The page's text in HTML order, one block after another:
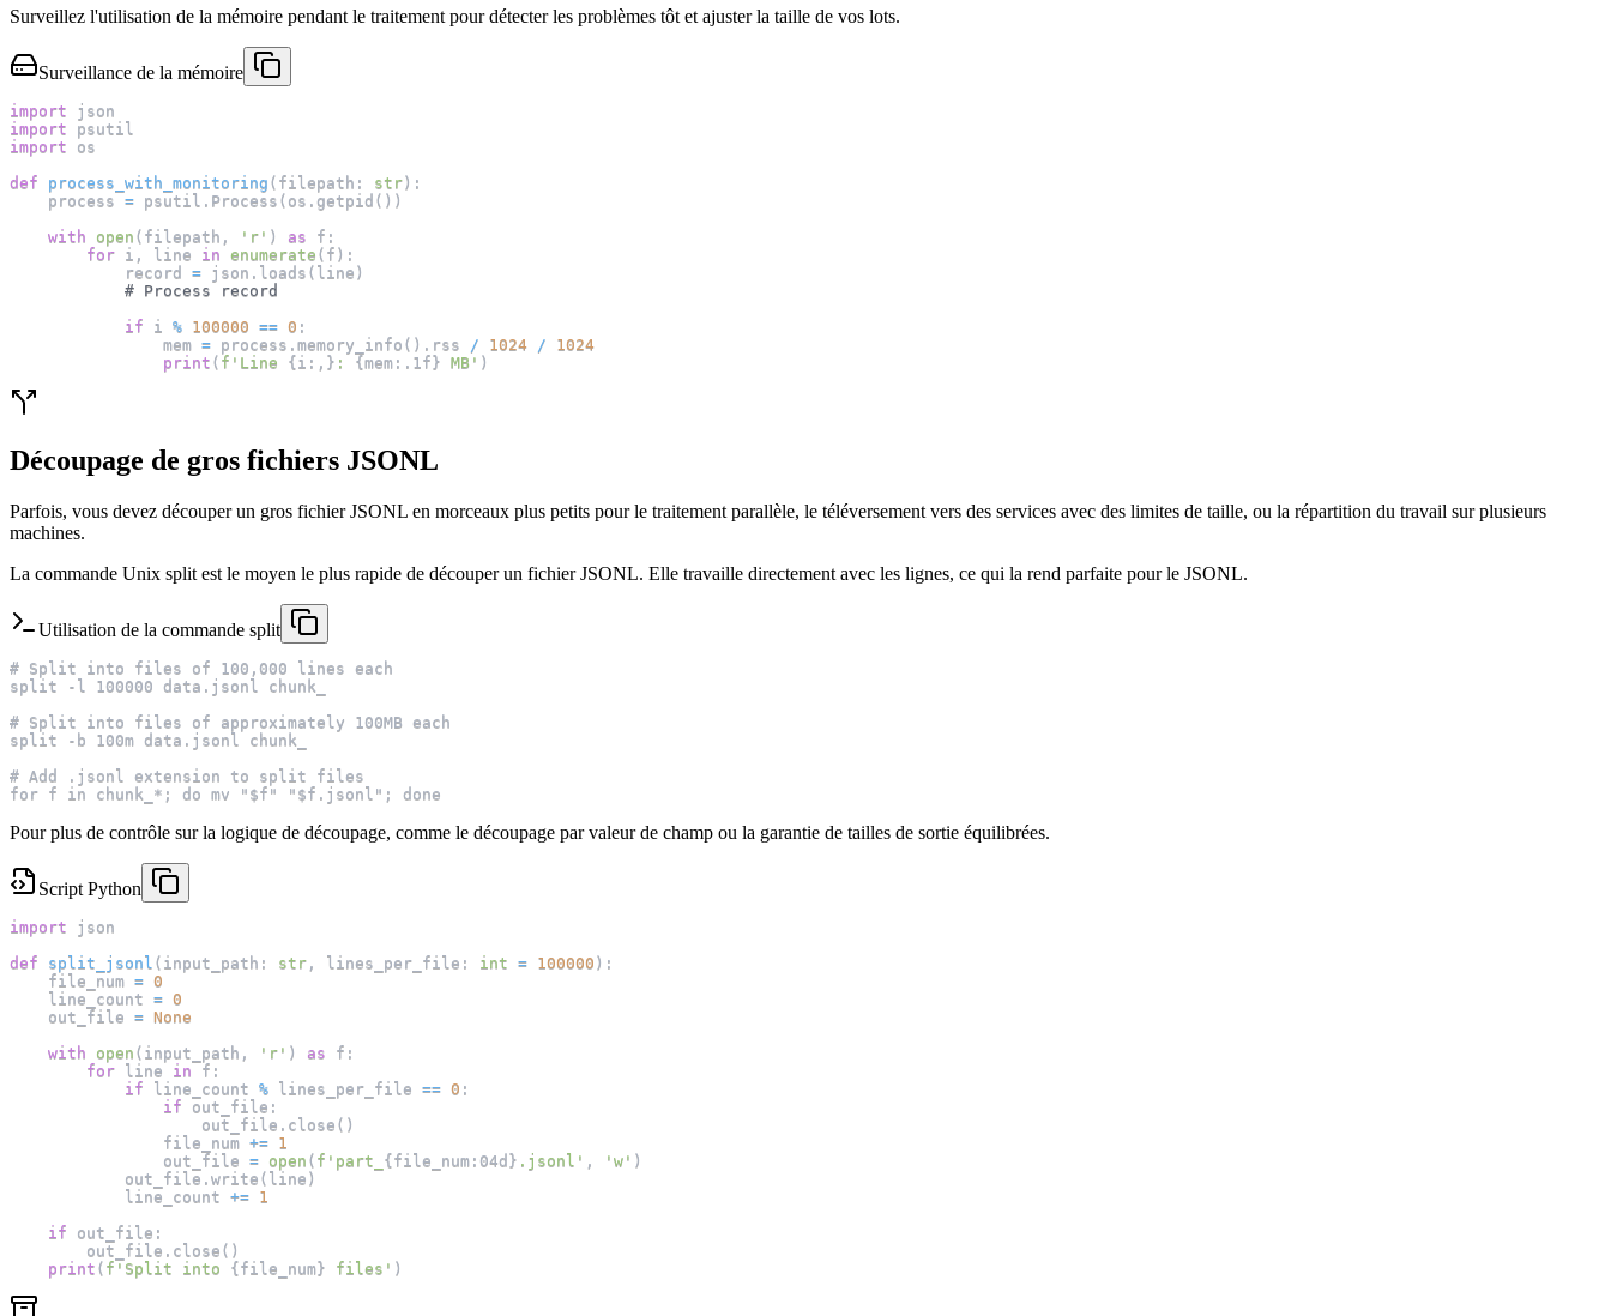
Surveillez l'utilisation de la mémoire pendant le traitement pour détecter les problèmes tôt et ajuster la taille de vos lots.
Surveillance de la mémoire
import json
import psutil
import os
def
process_with_monitoring ( filepath : str) :
    process
= psutil . Process ( os . getpid ( ) )
with
open ( filepath , 'r' ) as f :
for i , line in enumerate ( f ) :
            record
= json . loads ( line )
# Process record
if i % 100000 == 0 :
                mem
= process . memory_info ( ) . rss / 1024 /
1024
print ( f'Line {i : , } : {mem : .1f} MB' )
Découpage de gros fichiers JSONL
Parfois, vous devez découper un gros fichier JSONL en morceaux plus petits pour le traitement parallèle, le téléversement vers des services avec des limites de taille, ou la répartition du travail sur plusieurs
machines.
La commande Unix split est le moyen le plus rapide de découper un fichier JSONL. Elle travaille directement avec les lignes, ce qui la rend parfaite pour le JSONL.
Utilisation de la commande split
# Split into files of 100,000 lines each
split -l 100000 data.jsonl chunk_
# Split into files of approximately 100MB each
split -b 100m data.jsonl chunk_
# Add .jsonl extension to split files
for f in chunk_*; do mv "$f" "$f.jsonl"; done
Pour plus de contrôle sur la logique de découpage, comme le découpage par valeur de champ ou la garantie de tailles de sortie équilibrées.
Script Python
import json
def
split_jsonl ( input_path : str , lines_per_file : int = 100000 ) :
    file_num
= 0
    line_count
= 0
    out_file
= None
with
open ( input_path , 'r' ) as f :
for line in f :
if line_count % lines_per_file == 0 :
if out_file :
                    out_file
. close ( )
                file_num
+= 1
                out_file
= open ( f'part_ {file_num : 04d } .jsonl' , 'w' )
            out_file
. write ( line )
            line_count
+= 1
if out_file :
        out_file
. close ( )
print ( f'Split into {file_num} files' )